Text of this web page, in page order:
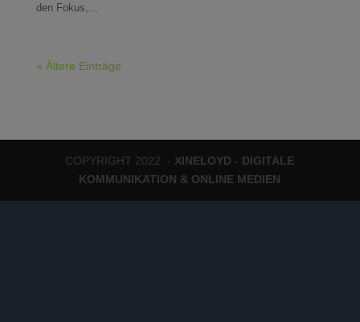
den Fokus,...
« Ältere Einträge
COPYRIGHT 2022: - XINELOYD - DIGITALE
KOMMUNIKATION & ONLINE MEDIEN